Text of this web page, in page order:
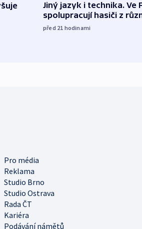
Jiný jazyk i technika. Ve
spolupracují hasiči z
před 21 hodinami
Pro média
Reklama
Studio Brno
Studio Ostrava
Rada ČT
Kariéra
Podávání námětů